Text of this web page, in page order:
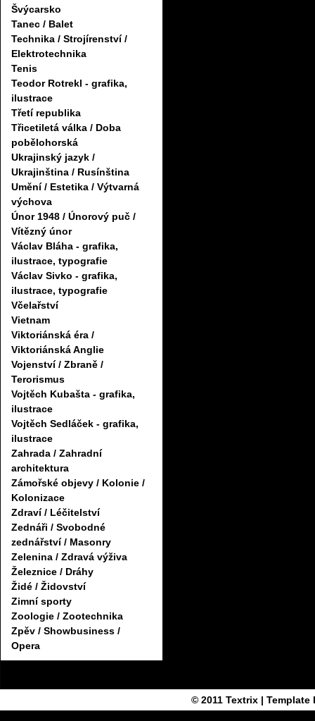
Švýcarsko
Tanec / Balet
Technika / Strojírenství /
Elektrotechnika
Tenis
Teodor Rotrekl - grafika,
ilustrace
Třetí republika
Třicetiletá válka / Doba
pobělohorská
Ukrajinský jazyk /
Ukrajinština / Rusínština
Umění / Estetika / Výtvarná
výchova
Únor 1948 / Únorový puč /
Vítězný únor
Václav Bláha - grafika,
ilustrace, typografie
Václav Sivko - grafika,
ilustrace, typografie
Včelařství
Vietnam
Viktoriánská éra /
Viktoriánská Anglie
Vojenství / Zbraně /
Terorismus
Vojtěch Kubašta - grafika,
ilustrace
Vojtěch Sedláček - grafika,
ilustrace
Zahrada / Zahradní
architektura
Zámořské objevy / Kolonie /
Kolonizace
Zdraví / Léčitelství
Zednáři / Svobodné
zednářství / Masonry
Zelenina / Zdravá výživa
Železnice / Dráhy
Židé / Židovství
Zimní sporty
Zoologie / Zootechnika
Zpěv / Showbusiness /
Opera
© 2011 Textrix| Template